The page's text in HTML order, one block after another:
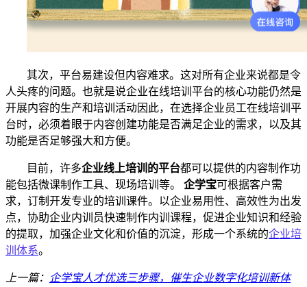
其次，平台易建设但内容难求。这对所有企业来说都是令
人头疼的问题。也就是说企业在线培训平台的核心功能仍然是
开展内容的生产和培训活动因此，在选择企业员工在线培训平
台时，必须着眼于内容创建功能是否满足企业的需求，以及其
功能是否足够强大和方便。
目前，许多企业线上培训的平台都可以提供的内容制作功
能包括微课制作工具、现场培训等。
企学宝可根据客户需
求，订制开发专业的培训课件。以企业易用性、高效性为出发
点，协助企业内训员快速制作内训课程，促进企业知识和经验
的提取，加强企业文化和价值的沉淀，形成一个系统的企业培
训体系。
上一篇： 企学宝人才优选三步骤，催生企业数字化培训新体